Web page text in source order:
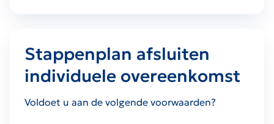
Stappenplan afsluiten
individuele overeenkomst
Voldoet u aan de volgende voorwaarden?